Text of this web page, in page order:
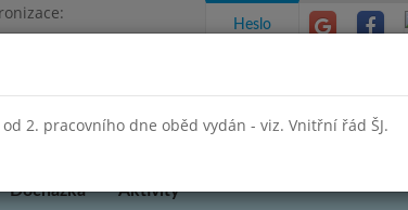
13:26
Heslo
Docházka Aktivity
2. pracovního dne oběd vydán - viz. Vnitřní řád ŠJ.